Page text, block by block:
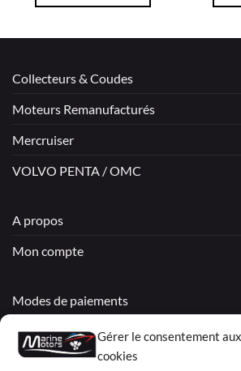
Gérer le consentement aux
cookies
Collecteurs & Coudes
Moteurs Remanufacturés
Mercruiser
VOLVO PENTA / OMC
A propos
Mon compte
Modes de paiements
Livraisons & Retours
Politique de confidentialité